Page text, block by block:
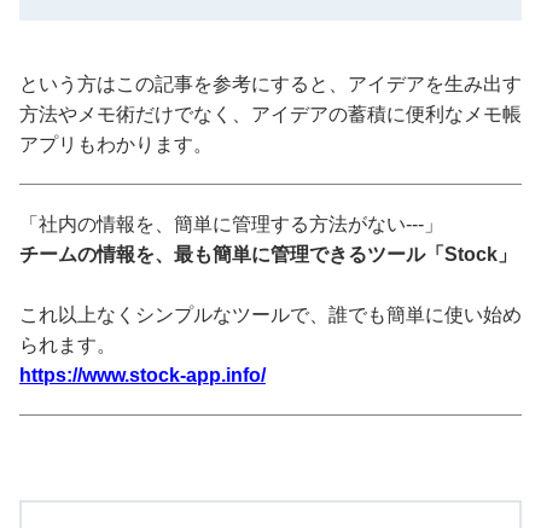
という方はこの記事を参考にすると、アイデアを生み出す
方法やメモ術だけでなく、アイデアの蓄積に便利なメモ帳
アプリもわかります。
「社内の情報を、簡単に管理する方法がない---」
チームの情報を、最も簡単に管理できるツール「Stock」
これ以上なくシンプルなツールで、誰でも簡単に使い始め
られます。
https://www.stock-app.info/